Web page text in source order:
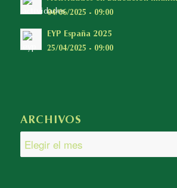
04/06/2025 - 09:00
EYP España 2025
25/04/2025 - 09:00
ARCHIVOS